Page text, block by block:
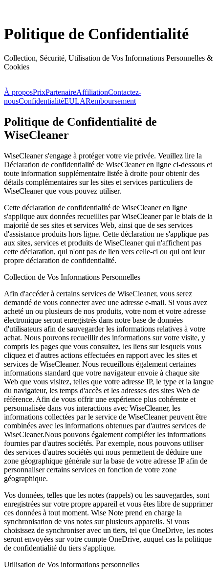
Politique de Confidentialité
Collection, Sécurité, Utilisation de Vos Informations Personnelles &
Cookies
À proposPrixPartenaireAffiliationContactez-
nousConfidentialitéEULARemboursement
Politique de Confidentialité de
WiseCleaner
WiseCleaner s'engage à protéger votre vie privée. Veuillez lire la
Déclaration de confidentialité de WiseCleaner en ligne ci-dessous et
toute information supplémentaire listée à droite pour obtenir des
détails complémentaires sur les sites et services particuliers de
WiseCleaner que vous pouvez utiliser.
Cette déclaration de confidentialité de WiseCleaner en ligne
s'applique aux données recueillies par WiseCleaner par le biais de la
majorité de ses sites et services Web, ainsi que de ses services
d'assistance produits hors ligne. Cette déclaration ne s'applique pas
aux sites, services et produits de WiseCleaner qui n'affichent pas
cette déclaration, qui n'ont pas de lien vers celle-ci ou qui ont leur
propre déclaration de confidentialité.
Collection de Vos Informations Personnelles
Afin d'accéder à certains services de WiseCleaner, vous serez
demandé de vous connecter avec une adresse e-mail. Si vous avez
acheté un ou plusieurs de nos produits, votre nom et votre adresse
électronique seront enregistrés dans notre base de données
d'utilisateurs afin de sauvegarder les informations relatives à votre
achat. Nous pouvons recueillir des informations sur votre visite, y
compris les pages que vous consultez, les liens sur lesquels vous
cliquez et d'autres actions effectuées en rapport avec les sites et
services de WiseCleaner. Nous recueillons également certaines
informations standard que votre navigateur envoie à chaque site
Web que vous visitez, telles que votre adresse IP, le type et la langue
du navigateur, les temps d'accès et les adresses des sites Web de
référence. Afin de vous offrir une expérience plus cohérente et
personnalisée dans vos interactions avec WiseCleaner, les
informations collectées par le service de WiseCleaner peuvent être
combinées avec les informations obtenues par d'autres services de
WiseCleaner.Nous pouvons également compléter les informations
fournies par d'autres sociétés. Par exemple, nous pouvons utiliser
des services d'autres sociétés qui nous permettent de déduire une
zone géographique générale sur la base de votre adresse IP afin de
personnaliser certains services en fonction de votre zone
géographique.
Vos données, telles que les notes (rappels) ou les sauvegardes, sont
enregistrées sur votre propre appareil et vous êtes libre de supprimer
ces données à tout moment. Wise Note prend en charge la
synchronisation de vos notes sur plusieurs appareils. Si vous
choisissez de synchroniser avec un tiers, tel que OneDrive, les notes
seront envoyées sur votre compte OneDrive, auquel cas la politique
de confidentialité du tiers s'applique.
Utilisation de Vos informations personnelles